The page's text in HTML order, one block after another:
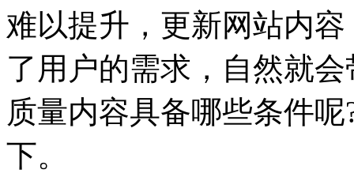
难以提升，更新网站内
了用户的需求，自然就
质量内容具备哪些条件
下。